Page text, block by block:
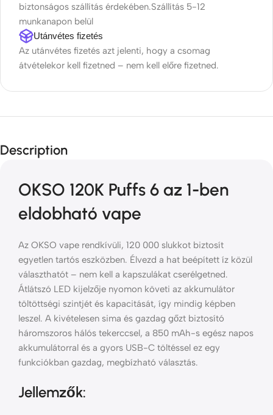
biztonságos szállítás érdekében.Szállítás 5-12
munkanapon belül
Utánvétes fizetés
Az utánvétes fizetés azt jelenti, hogy a csomag
átvételekor kell fizetned – nem kell előre fizetned.
Description
OKSO 120K Puffs 6 az 1-ben
eldobható vape
Az OKSO vape rendkívüli, 120 000 slukkot biztosít
egyetlen tartós eszközben. Élvezd a hat beépített íz közül
választhatót – nem kell a kapszulákat cserélgetned.
Átlátszó LED kijelzője nyomon követi az akkumulátor
töltöttségi szintjét és kapacitását, így mindig képben
leszel. A kivételesen sima és gazdag gőzt biztosító
háromszoros hálós tekerccsel, a 850 mAh-s egész napos
akkumulátorral és a gyors USB-C töltéssel ez egy
funkciókban gazdag, megbízható választás.
Jellemzők: